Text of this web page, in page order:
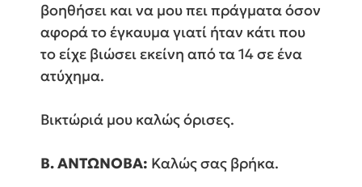
βοηθήσει και να μου πει πράγματα όσον
αφορά το έγκαυμα γιατί ήταν κάτι που
το είχε βιώσει εκείνη από τα 14 σε ένα
ατύχημα.
Βικτώριά μου καλώς όρισες.
Β. ΑΝΤΩΝΟΒΑ: Καλώς σας βρήκα.